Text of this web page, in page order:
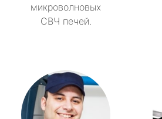
микроволновых
СВЧ печей.